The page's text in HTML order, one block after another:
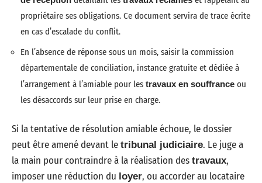
propriétaire ses obligations. Ce document servira de trace écrite
en cas d’escalade du conflit.
En l’absence de réponse sous un mois, saisir la commission
départementale de conciliation, instance gratuite et dédiée à
l’arrangement à l’amiable pour les travaux en souffrance ou
les désaccords sur leur prise en charge.
Si la tentative de résolution amiable échoue, le dossier
peut être amené devant le tribunal judiciaire. Le juge a
la main pour contraindre à la réalisation des travaux,
imposer une réduction du loyer, ou accorder au locataire